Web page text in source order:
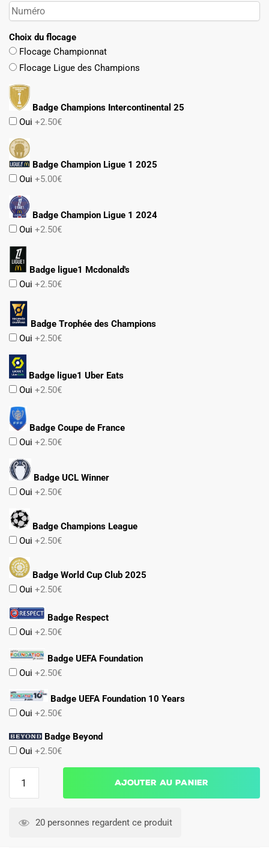
Choix du flocage
Flocage Championnat
Flocage Ligue des Champions
Badge Champions Intercontinental 25
Oui +2.50€
Badge Champion Ligue 1 2025
Oui +5.00€
Badge Champion Ligue 1 2024
Oui +2.50€
Badge ligue1 Mcdonald's
Oui +2.50€
Badge Trophée des Champions
Oui +2.50€
Badge ligue1 Uber Eats
Oui +2.50€
Badge Coupe de France
Oui +2.50€
Badge UCL Winner
Oui +2.50€
Badge Champions League
Oui +2.50€
Badge World Cup Club 2025
Oui +2.50€
Badge Respect
Oui +2.50€
Badge UEFA Foundation
Oui +2.50€
Badge UEFA Foundation 10 Years
Oui +2.50€
Badge Beyond
Oui +2.50€
PSG
Ajouter au panier
20 personnes regardent ce produit